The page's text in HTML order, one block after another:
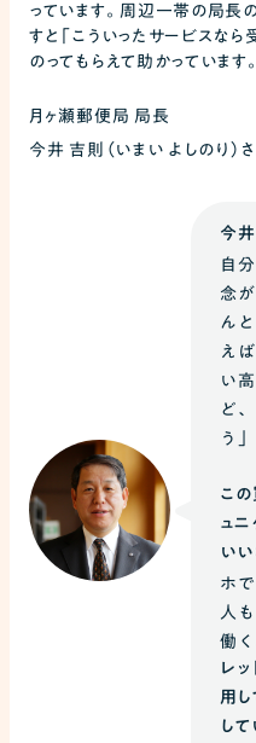
っています。周辺一帯の局長
すと「こういったサービスな
のってもらえて助かっています。
月ヶ瀬郵便局 局長
今井 吉則（いまい よしのり）
今井
自
念
ん
え
い
ど
う
この
ュニ
いい
ホ
人
働く
レ
用し
し